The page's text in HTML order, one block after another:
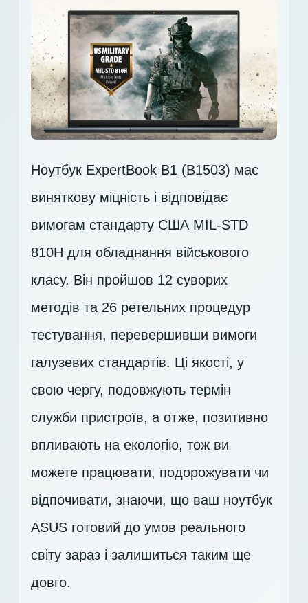
Ноутбук ExpertBook B1 (B1503) має
виняткову міцність і відповідає
вимогам стандарту США MIL-STD
810H для обладнання військового
класу. Він пройшов 12 суворих
методів та 26 ретельних процедур
тестування, перевершивши вимоги
галузевих стандартів. Ці якості, у
свою чергу, подовжують термін
служби пристроїв, а отже, позитивно
впливають на екологію, тож ви
можете працювати, подорожувати чи
відпочивати, знаючи, що ваш ноутбук
ASUS готовий до умов реального
світу зараз і залишиться таким ще
довго.